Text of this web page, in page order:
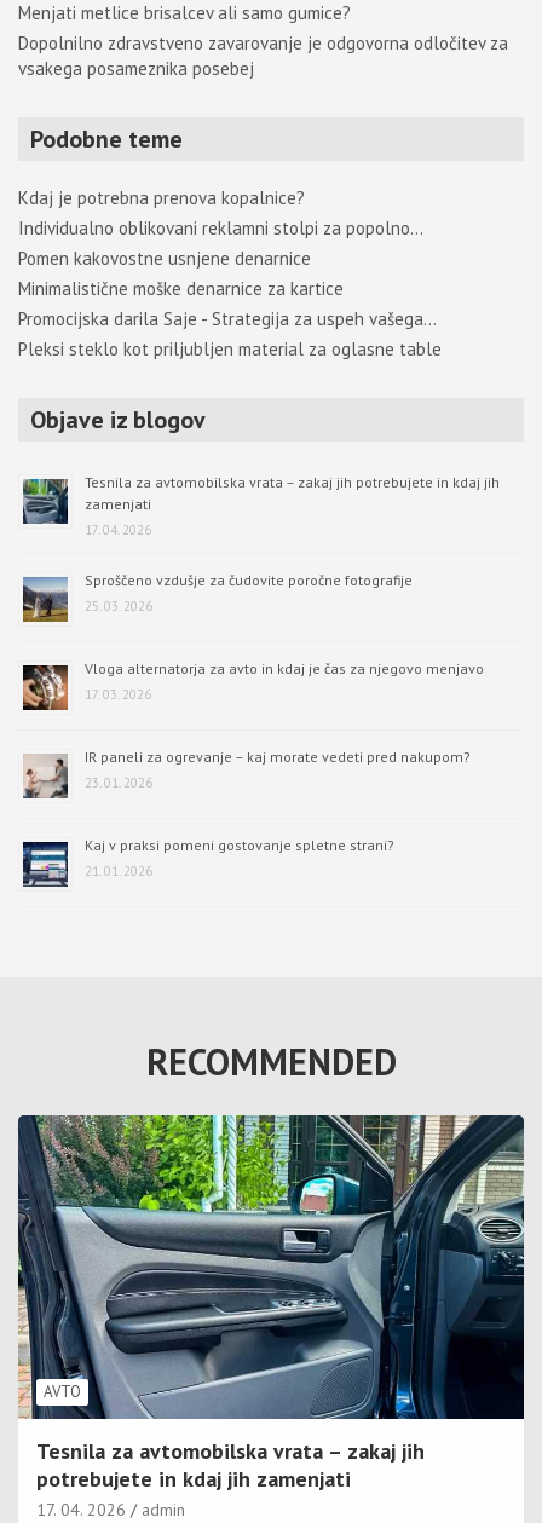
Menjati metlice brisalcev ali samo gumice?
Dopolnilno zdravstveno zavarovanje je odgovorna odločitev za
vsakega posameznika posebej
Podobne teme
Kdaj je potrebna prenova kopalnice?
Individualno oblikovani reklamni stolpi za popolno…
Pomen kakovostne usnjene denarnice
Minimalistične moške denarnice za kartice
Promocijska darila Saje - Strategija za uspeh vašega…
Pleksi steklo kot priljubljen material za oglasne table
Objave iz blogov
Tesnila za avtomobilska vrata – zakaj jih potrebujete in kdaj jih
zamenjati
17. 04. 2026
Sproščeno vzdušje za čudovite poročne fotografije
25. 03. 2026
Vloga alternatorja za avto in kdaj je čas za njegovo menjavo
17. 03. 2026
IR paneli za ogrevanje – kaj morate vedeti pred nakupom?
23. 01. 2026
Kaj v praksi pomeni gostovanje spletne strani?
21. 01. 2026
RECOMMENDED
AVTO
Tesnila za avtomobilska vrata – zakaj jih
potrebujete in kdaj jih zamenjati
17. 04. 2026 admin